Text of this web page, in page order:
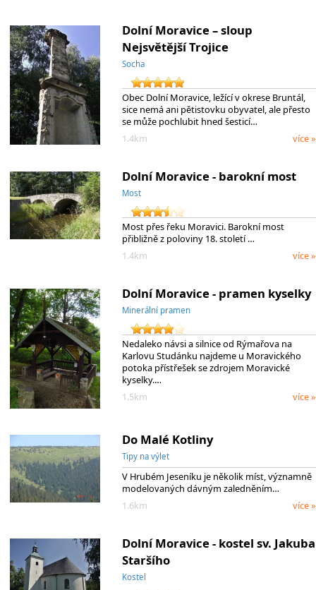
Dolní Moravice – sloup
Nejsvětější Trojice
Socha
Obec Dolní Moravice, ležící v okrese Bruntál,
sice nemá ani pětistovku obyvatel, ale přesto
se může pochlubit hned šesticí…
1.4km
více »
Dolní Moravice - barokní most
Most
Most přes řeku Moravici. Barokní most
přibližně z poloviny 18. století …
1.4km
více »
Dolní Moravice - pramen kyselky
Minerální pramen
Nedaleko návsi a silnice od Rýmařova na
Karlovu Studánku najdeme u Moravického
potoka přístřešek se zdrojem Moravické
kyselky.…
1.5km
více »
Do Malé Kotliny
Tipy na výlet
V Hrubém Jeseníku je několik míst, významně
modelovaných dávným zaledněním…
1.6km
více »
Dolní Moravice - kostel sv. Jakuba
Staršího
Kostel